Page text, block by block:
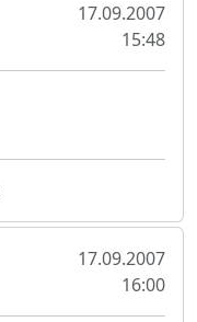
17.09.2007
15:48
17.09.2007
16:00